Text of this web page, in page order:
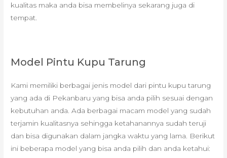
kualitas maka anda bisa membelinya sekarang juga di
tempat.
Model Pintu Kupu Tarung
Kami memiliki berbagai jenis model dari pintu kupu tarung
yang ada di Pekanbaru yang bisa anda pilih sesuai dengan
kebutuhan anda. Ada berbagai macam model yang sudah
terjamin kualitasnya sehingga ketahanannya sudah teruji
dan bisa digunakan dalam jangka waktu yang lama. Berikut
ini beberapa model yang bisa anda pilih dan anda ketahui: